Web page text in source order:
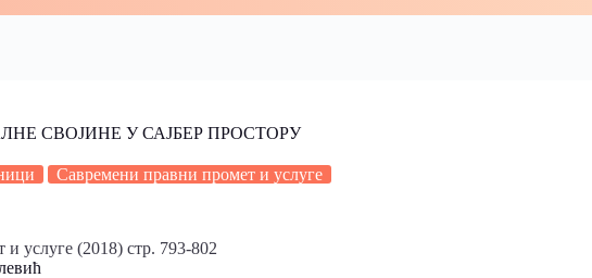
СВОЈИНЕ У САЈБЕР ПРОСТОРУ
Савремени правни промет и услуге
услуге (2018) стр. 793-802